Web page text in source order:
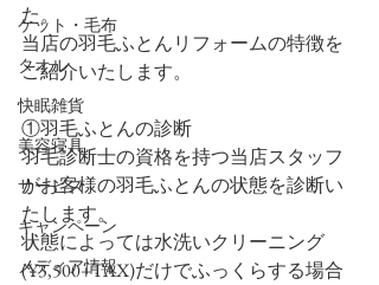
ケット・毛布
タオル
快眠雑貨
美容寝具
サービス
キャンペーン
メディア情報
た。
当店の羽毛ふとんリフォームの特徴を
ご紹介いたします。
①羽毛ふとんの診断
羽毛診断士の資格を持つ当店スタッフ
がお客様の羽毛ふとんの状態を診断い
たします。
状態によっては水洗いクリーニング
(¥3,500+TAX)だけでふっくらする場合